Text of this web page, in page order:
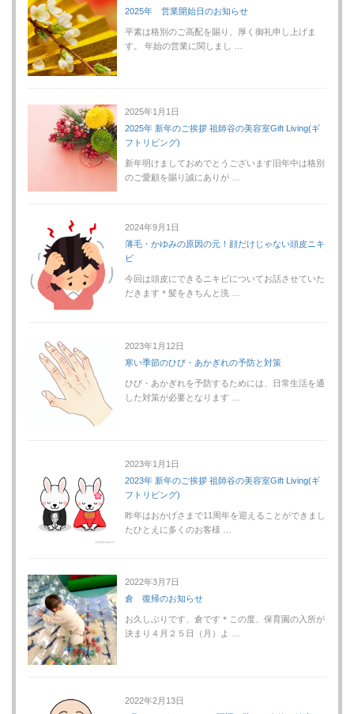
2025年 営業開始日のお知らせ
平素は格別のご高配を賜り、厚く御礼申し上げま
す。 年始の営業に関しまし …
2025年1月1日
2025年 新年のご挨拶 祖師谷の美容室Gift Living(ギ
フトリビング)
新年明けましておめでとうございます旧年中は格別
のご愛顧を賜り誠にありが …
2024年9月1日
薄毛・かゆみの原因の元！顔だけじゃない頭皮ニキ
ビ
今回は頭皮にできるニキビについてお話させていた
だきます＊髪をきちんと洗 …
2023年1月12日
寒い季節のひび・あかぎれの予防と対策
ひび・あかぎれを予防するためには、日常生活を通
した対策が必要となります …
2023年1月1日
2023年 新年のご挨拶 祖師谷の美容室Gift Living(ギ
フトリビング)
昨年はおかげさまで11周年を迎えることができまし
たひとえに多くのお客様 …
2022年3月7日
倉 復帰のお知らせ
お久しぶりです、倉です＊この度、保育園の入所が
決まり４月２５日（月）よ …
2022年2月13日